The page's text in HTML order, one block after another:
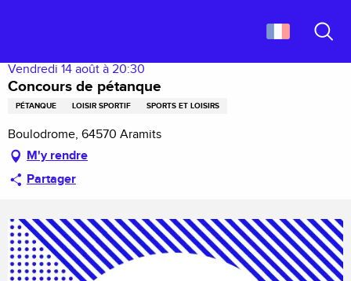
principal
Vendredi 14 août à 20:30
Concours de pétanque
PÉTANQUE LOISIR SPORTIF SPORTS ET LOISIRS
Boulodrome, 64570 Aramits
M'y rendre
Partager